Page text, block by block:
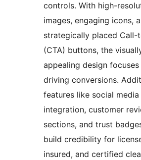
controls. With high-
images, engaging icons,
strategically placed
(CTA) buttons, the
appealing design focuses
driving conversions.
features like social media
integration, customer
sections, and trust
build credibility for
insured, and certified